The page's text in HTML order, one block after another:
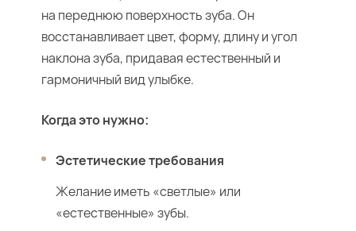
на переднюю поверхность зуба. Он
восстанавливает цвет, форму, длину и угол
наклона зуба, придавая естественный и
гармоничный вид улыбке.
Когда это нужно:
Эстетические требования
Желание иметь «светлые» или
«естественные» зубы.